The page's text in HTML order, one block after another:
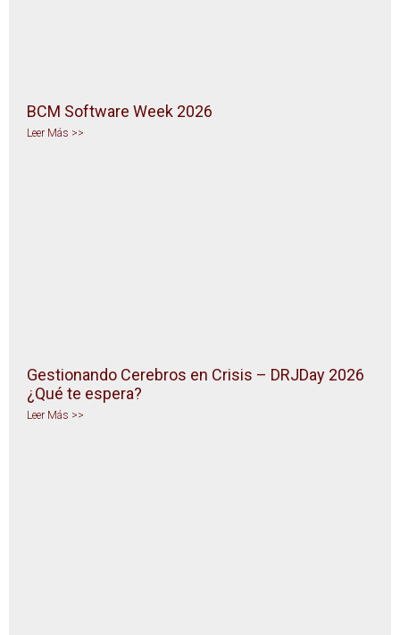
BCM Software Week 2026
Leer Más >>
Gestionando Cerebros en Crisis – DRJDay 2026
¿Qué te espera?
Leer Más >>